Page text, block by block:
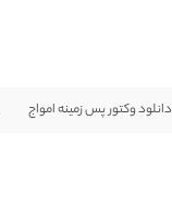
دانلود وکتور پس زمینه امواج